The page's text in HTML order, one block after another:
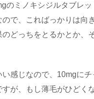
のミノキシジルタブレ
で、こればっかりは向
どっちをとるかとか、
感じなので、10mgにチ
すが、もし薄毛がひどく